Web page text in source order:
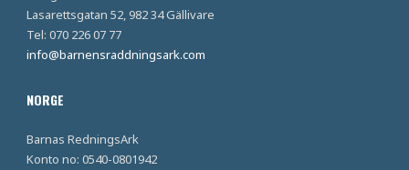
Lasarettsgatan 52, 982 34 Gällivare
Tel: 070 226 07 77
info@barnensraddningsark.com
NORGE
Barnas RedningsArk
Konto no: 0540-0801942